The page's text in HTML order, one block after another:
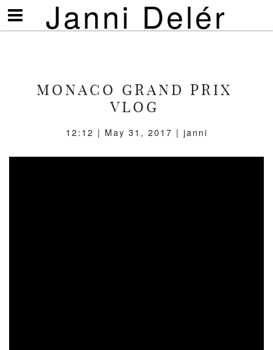
Janni Delér
Visa/göm
meny
MONACO GRAND PRIX
VLOG
12:12 | May 31, 2017 | janni